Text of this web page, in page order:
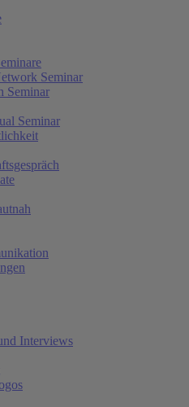
Seminar
Seminar
Seminar
Interviews